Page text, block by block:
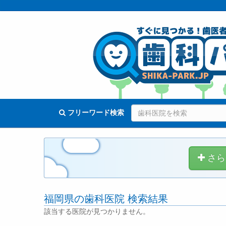
フリーワード検索
さら
福岡県の歯科医院 検索結果
該当する医院が見つかりません。